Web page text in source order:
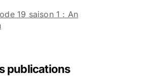
19 saison 1 : An
publications